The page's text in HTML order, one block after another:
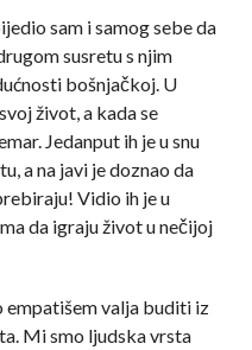
sam i samog sebe da
susretu s njim
bošnjačkoj. U
život, a kada se
Jedanput ih je u snu
a na javi je doznao da
Vidio ih je u
da igraju život u nečijoj
empatišem valja buditi iz
Mi smo ljudska vrsta